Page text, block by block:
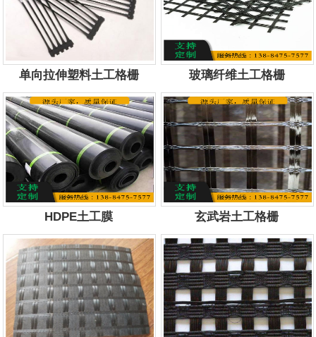
单向拉伸塑料土工格栅
服务电话：13884757577
玻璃纤维土工格栅
服务电话：13884757577
HDPE土工膜
服务电话：13884757577
玄武岩土工格栅
服务电话：13884757577